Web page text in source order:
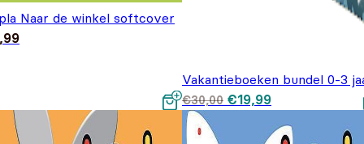
Naar de winkel softcover
Vakantieboeken bundel 0-3
€30,00 Oorspronkelijke prijs
was: €30,00.
€19,99Huidige prijs
€19,99.